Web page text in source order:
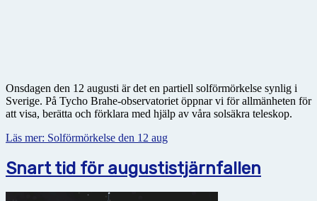
Onsdagen den 12 augusti är det en partiell solförmörkelse synlig i
Sverige. På Tycho Brahe-observatoriet öppnar vi för allmänheten för
att visa, berätta och förklara med hjälp av våra solsäkra teleskop.
Läs mer: Solförmörkelse den 12 aug
Snart tid för augustistjärnfallen